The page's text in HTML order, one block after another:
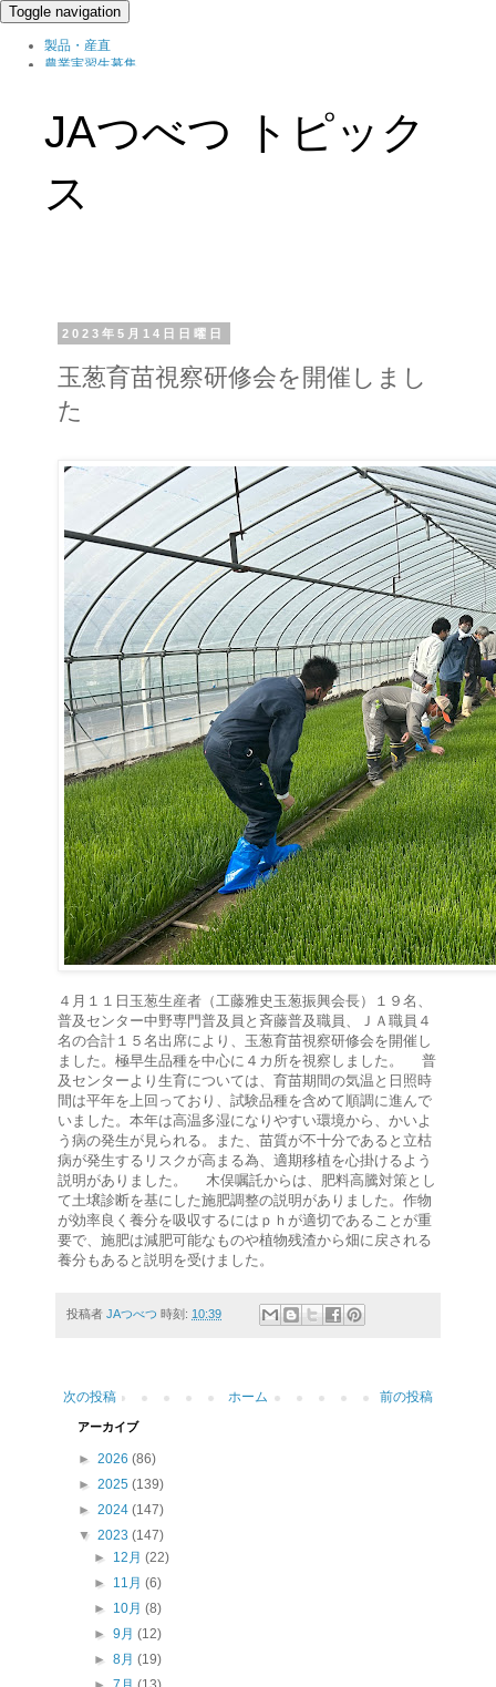
Toggle navigation
製品・産直
農業実習生募集
ブログ
JAつべつ トピック
ス
2023年5月14日日曜日
玉葱育苗視察研修会を開催しまし
た
４月１１日玉葱生産者（工藤雅史玉葱振興会長）１９名、
普及センター中野専門普及員と斉藤普及職員、ＪＡ職員４
名の合計１５名出席により、玉葱育苗視察研修会を開催し
ました。極早生品種を中心に４カ所を視察しました。 普
及センターより生育については、育苗期間の気温と日照時
間は平年を上回っており、試験品種を含めて順調に進んで
いました。本年は高温多湿になりやすい環境から、かいよ
う病の発生が見られる。また、苗質が不十分であると立枯
病が発生するリスクが高まる為、適期移植を心掛けるよう
説明がありました。 木俣嘱託からは、肥料高騰対策とし
て土壌診断を基にした施肥調整の説明がありました。作物
が効率良く養分を吸収するにはｐｈが適切であることが重
要で、施肥は減肥可能なものや植物残渣から畑に戻される
養分もあると説明を受けました。
投稿者 JAつべつ 時刻: 10:39
次の投稿 前の投稿
ホーム
アーカイブ
► 2026 (86)
► 2025 (139)
► 2024 (147)
▼ 2023 (147)
► 12月(22)
► 11月(6)
► 10月(8)
►9月(12)
►8月(19)